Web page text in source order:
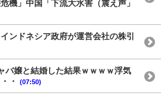
機」中国「下流大水害（震え声」
ンドネシア政府が運営会社の株引
バ嬢と結婚した結果ｗｗｗｗ浮気
・
(07:50)